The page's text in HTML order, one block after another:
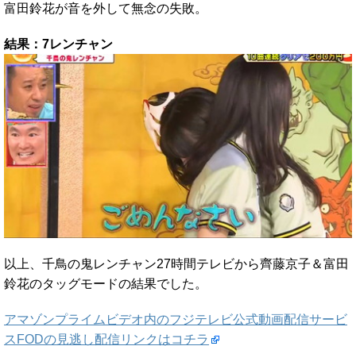
富田鈴花が音を外して無念の失敗。
結果：7レンチャン
以上、千鳥の鬼レンチャン27時間テレビから齊藤京子＆富田
鈴花のタッグモードの結果でした。
アマゾンプライムビデオ内のフジテレビ公式動画配信サービ
スFODの見逃し配信リンクはコチラ